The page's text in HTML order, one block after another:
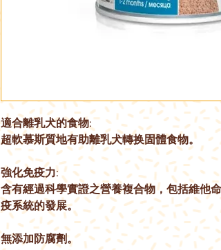
適合離乳犬的食物:
超軟慕斯質地有助離乳犬轉换固體食物。
強化免疫力:
含有經過科學實證之營養複合物，包括維他
疫系統的發展。
無添加防腐劑。